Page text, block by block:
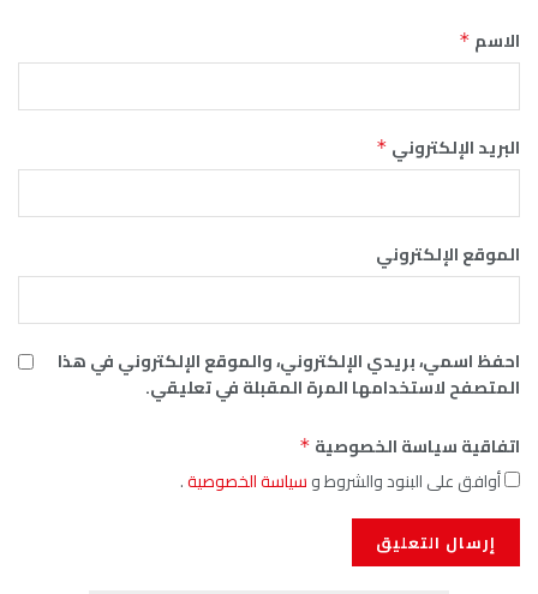
والموقع الإلكتروني في هذا
المرة المقبلة في تعليقي.
*
والشروط وسياسة الخصوصية.